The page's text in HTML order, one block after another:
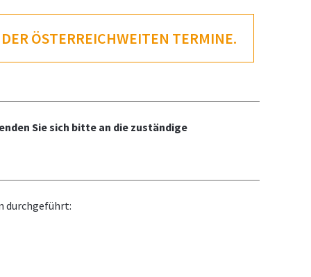
ÖSTERREICHWEITEN TERMINE.
Sie sich bitte an die zuständige
durchgeführt: